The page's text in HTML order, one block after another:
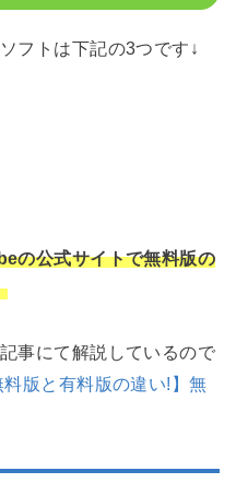
フトは下記の3つです↓
の公式サイトで無料版の
事にて解説しているので
料版と有料版の違い!】無